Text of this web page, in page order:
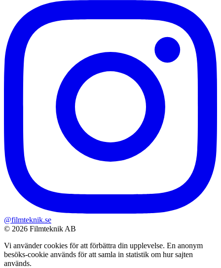
@filmteknik.se
© 2026 Filmteknik AB
Vi använder cookies för att förbättra din upplevelse. En anonym
besöks-cookie används för att samla in statistik om hur sajten
används.